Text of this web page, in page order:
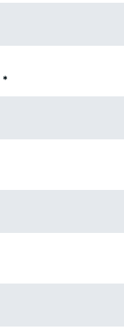
*